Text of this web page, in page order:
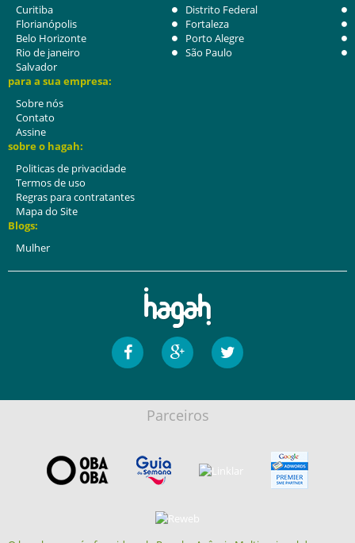
Curitiba
Distrito Federal
Florianópolis
Fortaleza
Belo Horizonte
Porto Alegre
Rio de janeiro
São Paulo
Salvador
para a sua empresa:
Sobre nós
Contato
Assine
sobre o hagah:
Politicas de privacidade
Termos de uso
Regras para contratantes
Mapa do Site
Blogs:
Mulher
Parceiros